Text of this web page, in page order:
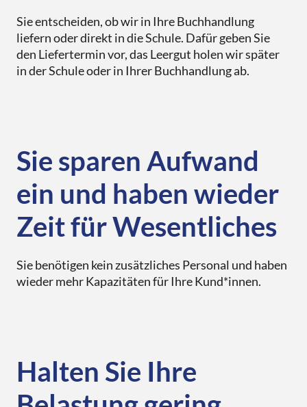
Sie entscheiden, ob wir in Ihre Buchhandlung
liefern oder direkt in die Schule. Dafür geben Sie
den Liefertermin vor, das Leergut holen wir später
in der Schule oder in Ihrer Buchhandlung ab.
Sie sparen Aufwand
ein und haben wieder
Zeit für Wesentliches
Sie benötigen kein zusätzliches Personal und haben
wieder mehr Kapazitäten für Ihre Kund*innen.
Halten Sie Ihre